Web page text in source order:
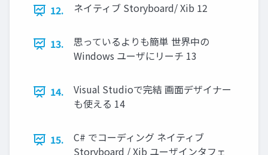
12. ネイティブ Storyboard/ Xib 12
13.
思っているよりも簡単 世界中の
Windows ユーザにリーチ 13
14.
Visual Studioで完結 画面デザイナー
も使える 14
15.
C# でコーディング ネイティブ
Storyboard / Xib ユーザインタフェ